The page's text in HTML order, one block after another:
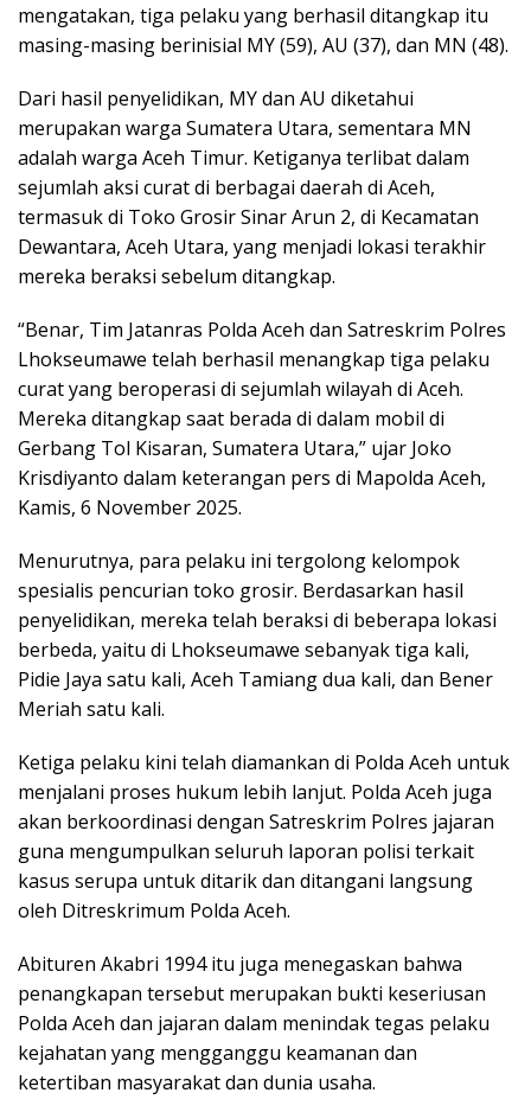
mengatakan, tiga pelaku yang berhasil ditangkap itu
masing-masing berinisial MY (59), AU (37), dan MN (48).
Dari hasil penyelidikan, MY dan AU diketahui
merupakan warga Sumatera Utara, sementara MN
adalah warga Aceh Timur. Ketiganya terlibat dalam
sejumlah aksi curat di berbagai daerah di Aceh,
termasuk di Toko Grosir Sinar Arun 2, di Kecamatan
Dewantara, Aceh Utara, yang menjadi lokasi terakhir
mereka beraksi sebelum ditangkap.
“Benar, Tim Jatanras Polda Aceh dan Satreskrim Polres
Lhokseumawe telah berhasil menangkap tiga pelaku
curat yang beroperasi di sejumlah wilayah di Aceh.
Mereka ditangkap saat berada di dalam mobil di
Gerbang Tol Kisaran, Sumatera Utara,” ujar Joko
Krisdiyanto dalam keterangan pers di Mapolda Aceh,
Kamis, 6 November 2025.
Menurutnya, para pelaku ini tergolong kelompok
spesialis pencurian toko grosir. Berdasarkan hasil
penyelidikan, mereka telah beraksi di beberapa lokasi
berbeda, yaitu di Lhokseumawe sebanyak tiga kali,
Pidie Jaya satu kali, Aceh Tamiang dua kali, dan Bener
Meriah satu kali.
Ketiga pelaku kini telah diamankan di Polda Aceh untuk
menjalani proses hukum lebih lanjut. Polda Aceh juga
akan berkoordinasi dengan Satreskrim Polres jajaran
guna mengumpulkan seluruh laporan polisi terkait
kasus serupa untuk ditarik dan ditangani langsung
oleh Ditreskrimum Polda Aceh.
Abituren Akabri 1994 itu juga menegaskan bahwa
penangkapan tersebut merupakan bukti keseriusan
Polda Aceh dan jajaran dalam menindak tegas pelaku
kejahatan yang mengganggu keamanan dan
ketertiban masyarakat dan dunia usaha.